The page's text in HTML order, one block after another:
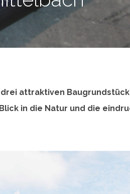
attraktiven
in die Natur und die